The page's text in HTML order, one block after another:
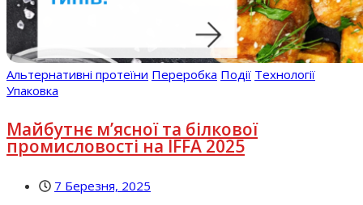
Альтернативні протеїни Переробка Події Технології
Упаковка
Майбутнє м’ясної та білкової
промисловості на IFFA 2025
7 Березня, 2025